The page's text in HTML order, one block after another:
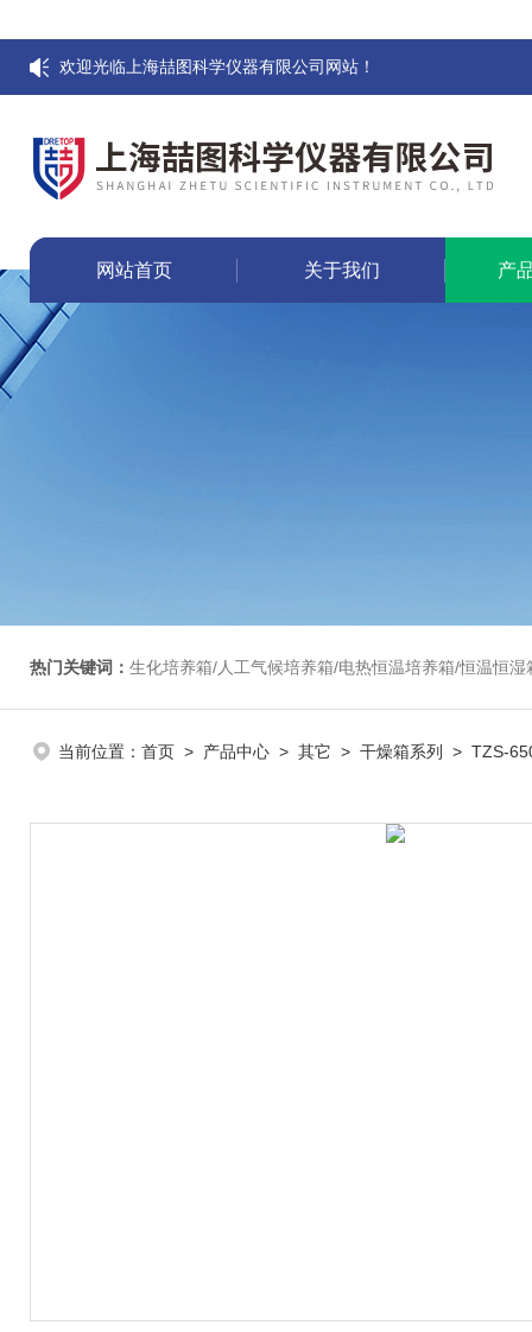
欢迎光临上海喆图科学仪器有限公司网站！
网站首页 关于我们 产
热门关键词： 生化培养箱/人工气候培养箱/电热恒温培养箱/恒温恒湿箱/光照培养箱/二氧化碳培养箱
当前位置： 首页 > 产品中心 > 其它 > 干燥箱系列 > TZS-